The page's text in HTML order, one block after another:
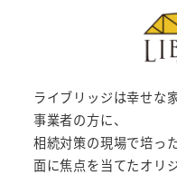
ライブリッジは幸せな
事業者の方に、
相続対策の現場で培っ
面に焦点を当てたオリ